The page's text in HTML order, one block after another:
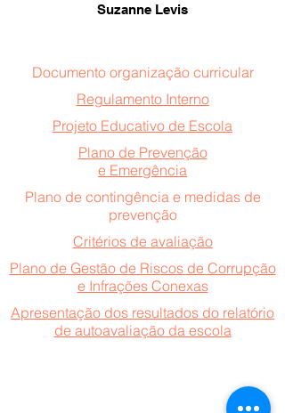
Suzanne Levis
Documento organização curricular
Regulamento Interno
Projeto Educativo de Escola
Plano de Prevenção
e Emergência
Plano de contingência e medidas de
prevenção
Critérios de avaliação
Plano de Gestão de Riscos de Corrupção
e Infrações Conexas
Apresentação dos resultados do relatório
de autoavaliação da escola